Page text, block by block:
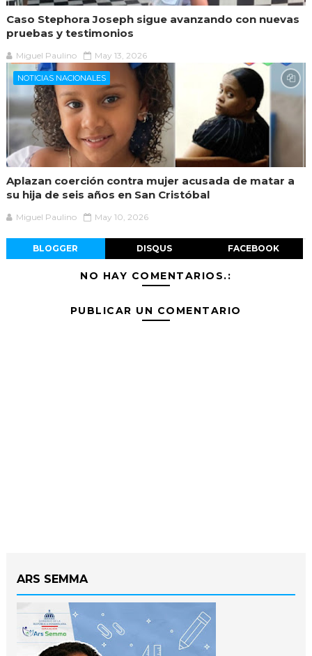
Caso Stephora Joseph sigue avanzando con nuevas
pruebas y testimonios
Miguel Paulino May 13, 2026
NOTICIAS NACIONALES
Aplazan coerción contra mujer acusada de matar a
su hija de seis años en San Cristóbal
Miguel Paulino May 10, 2026
BLOGGER DISQUS FACEBOOK
NO HAY COMENTARIOS.:
PUBLICAR UN COMENTARIO
ARS SEMMA